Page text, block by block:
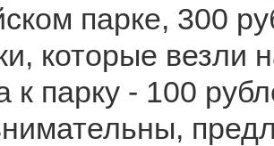
парке, 300
которые везли
к парку - 100